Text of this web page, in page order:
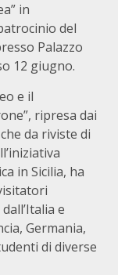
in
del
Palazzo
12 giugno.
e il
ripresa dai
da riviste di
in Sicilia, ha
e
Germania,
di diverse